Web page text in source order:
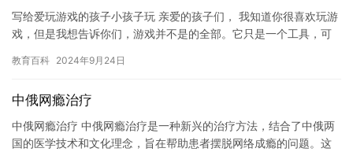
写给爱玩游戏的孩子小孩子玩 亲爱的孩子们， 我知道你很喜欢玩游
戏，但是我想告诉你们，游戏并不是的全部。它只是一个工具，可
健…
教育百科 2024年9月24日
中俄网瘾治疗
中俄网瘾治疗 中俄网瘾治疗是一种新兴的治疗方法，结合了中俄两
国的医学技术和文化理念，旨在帮助患者摆脱网络成瘾的问题。这